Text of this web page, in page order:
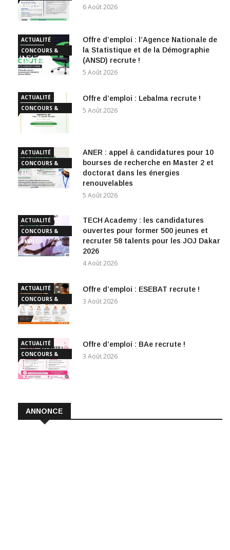
EMPLOI 6 Août 2026
ACTUALITÉ
CONCOURS &
EMPLOI
Offre d’emploi : l’Agence Nationale de
la Statistique et de la Démographie
(ANSD) recrute !
5 Août 2026
ACTUALITÉ
CONCOURS &
EMPLOI
Offre d’emploi : Lebalma recrute !
5 Août 2026
ACTUALITÉ
CONCOURS &
EMPLOI
ANER : appel à candidatures pour 10
bourses de recherche en Master 2 et
doctorat dans les énergies
renouvelables
5 Août 2026
ACTUALITÉ
CONCOURS &
EMPLOI
TECH Academy : les candidatures
ouvertes pour former 500 jeunes et
recruter 58 talents pour les JOJ Dakar
2026
4 Août 2026
ACTUALITÉ
CONCOURS &
EMPLOI
Offre d’emploi : ESEBAT recrute !
3 Août 2026
ACTUALITÉ
CONCOURS &
EMPLOI
Offre d’emploi : BAe recrute !
3 Août 2026
ANNONCE